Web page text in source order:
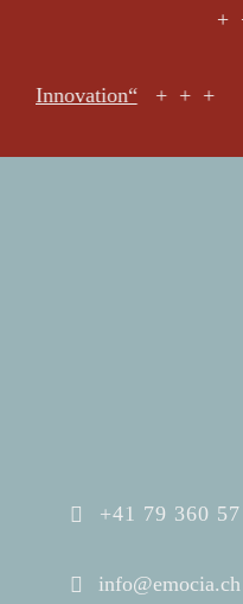
+
+41 79 360
info@emocia.ch